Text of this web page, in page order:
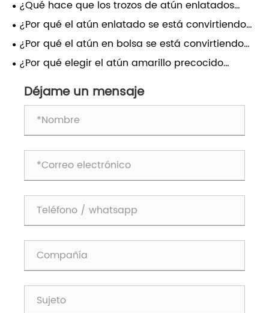
procesamiento de mariscos?
¿Qué hace que los trozos de atún enlatados
sean una potencia nutricional para las dietas
modernas?
¿Por qué el atún enlatado se está convirtiendo
en la opción inteligente para un estilo de vida
saludable y sostenible?
¿Por qué el atún en bolsa se está convirtiendo
en la mejor opción para los consumidores
ocupados?
¿Por qué elegir el atún amarillo precocido
Déjame un mensaje